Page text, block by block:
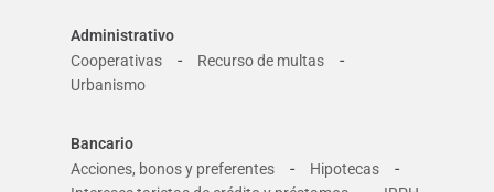
Administrativo
Cooperativas
- Recurso de multas -
Urbanismo
Bancario
Acciones, bonos y preferentes
- Hipotecas -